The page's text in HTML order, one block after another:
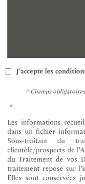
J'accepte les
* Champs obligatoires
* :
Les informations
dans un fichier
Sous-traitant du
clientèle/prospects de
du Traitement de vos
traitement repose sur
Elles sont conservées